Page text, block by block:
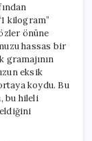
kilogram”
önüne
hassas bir
eksik
koydu. Bu
bu hileli